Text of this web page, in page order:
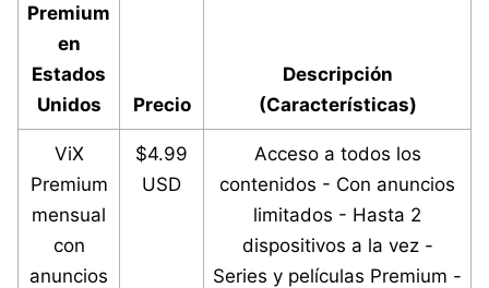
Premium
en
Estados
Unidos
Precio
Descripción
(Características)
ViX
Premium
mensual
con
anuncios
$4.99
USD
Acceso a todos los
contenidos - Con anuncios
limitados - Hasta 2
dispositivos a la vez -
Series y películas Premium -